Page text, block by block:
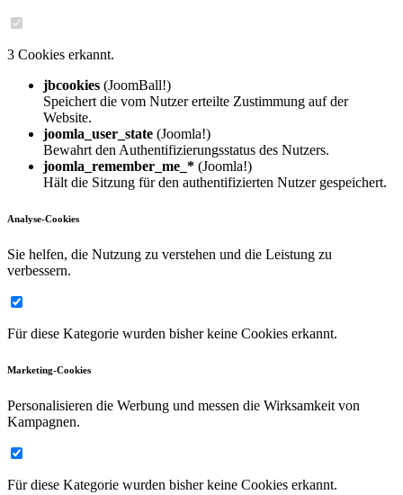
3 Cookies erkannt.
jbcookies (JoomBall!)
Speichert die vom Nutzer erteilte Zustimmung auf der
Website.
joomla_user_state (Joomla!)
Bewahrt den Authentifizierungsstatus des Nutzers.
joomla_remember_me_* (Joomla!)
Hält die Sitzung für den authentifizierten Nutzer gespeichert.
Analyse-Cookies
Sie helfen, die Nutzung zu verstehen und die Leistung zu
verbessern.
Für diese Kategorie wurden bisher keine Cookies erkannt.
Marketing-Cookies
Personalisieren die Werbung und messen die Wirksamkeit von
Kampagnen.
Für diese Kategorie wurden bisher keine Cookies erkannt.